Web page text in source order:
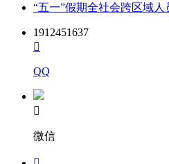
“五一”假期全社会跨区域
1912451637

QQ

微信